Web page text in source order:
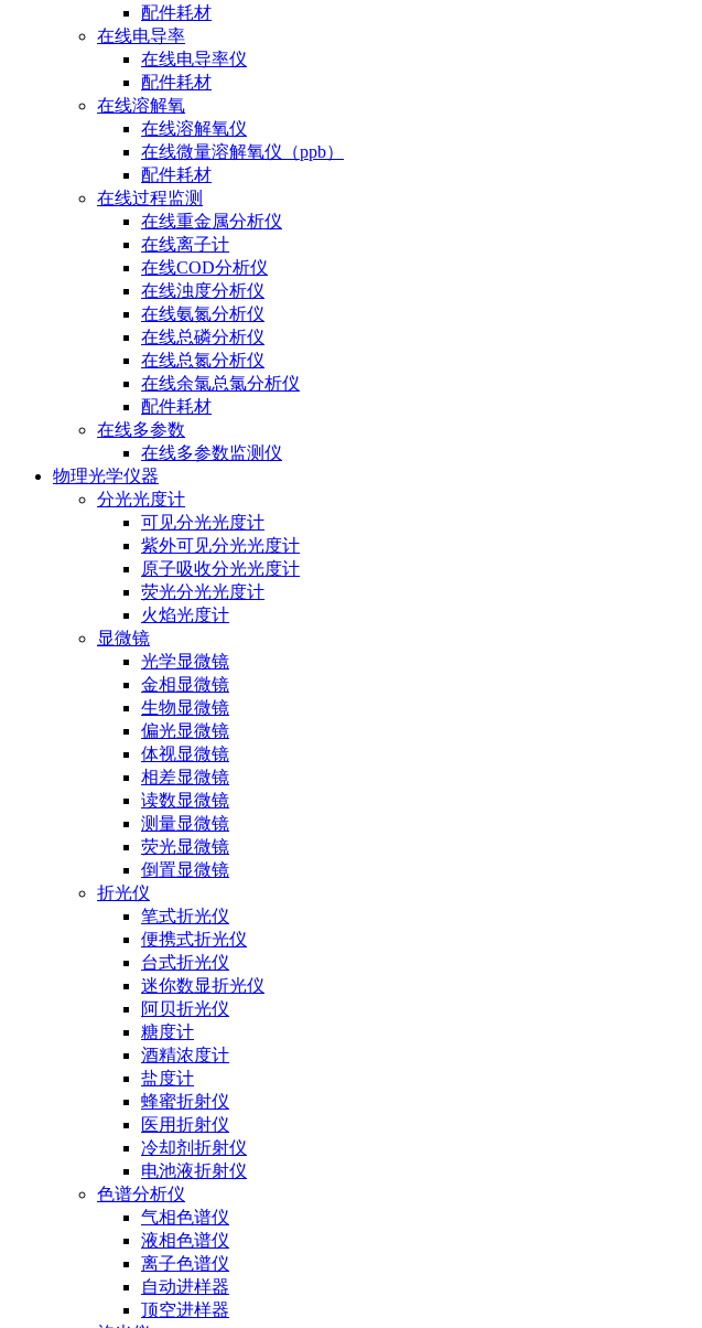
配件耗材
在线电导率
在线电导率仪
配件耗材
在线溶解氧
在线溶解氧仪
在线微量溶解氧仪（ppb）
配件耗材
在线过程监测
在线重金属分析仪
在线离子计
在线COD分析仪
在线浊度分析仪
在线氨氮分析仪
在线总磷分析仪
在线总氮分析仪
在线余氯总氯分析仪
配件耗材
在线多参数
在线多参数监测仪
物理光学仪器
分光光度计
可见分光光度计
紫外可见分光光度计
原子吸收分光光度计
荧光分光光度计
火焰光度计
显微镜
光学显微镜
金相显微镜
生物显微镜
偏光显微镜
体视显微镜
相差显微镜
读数显微镜
测量显微镜
荧光显微镜
倒置显微镜
折光仪
笔式折光仪
便携式折光仪
台式折光仪
迷你数显折光仪
阿贝折光仪
糖度计
酒精浓度计
盐度计
蜂蜜折射仪
医用折射仪
冷却剂折射仪
电池液折射仪
色谱分析仪
气相色谱仪
液相色谱仪
离子色谱仪
自动进样器
顶空进样器